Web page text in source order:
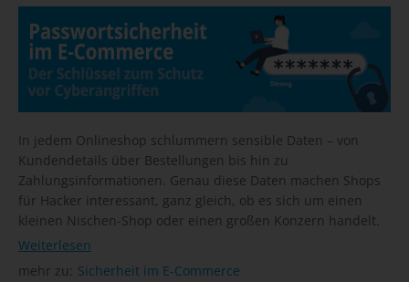
In jedem Onlineshop schlummern sensible Daten – von
Kundendetails über Bestellungen bis hin zu
Zahlungsinformationen. Genau diese Daten machen Shops
für Hacker interessant, ganz gleich, ob es sich um einen
kleinen Nischen-Shop oder einen großen Konzern handelt.
Weiterlesen
mehr zu: Sicherheit im E-Commerce